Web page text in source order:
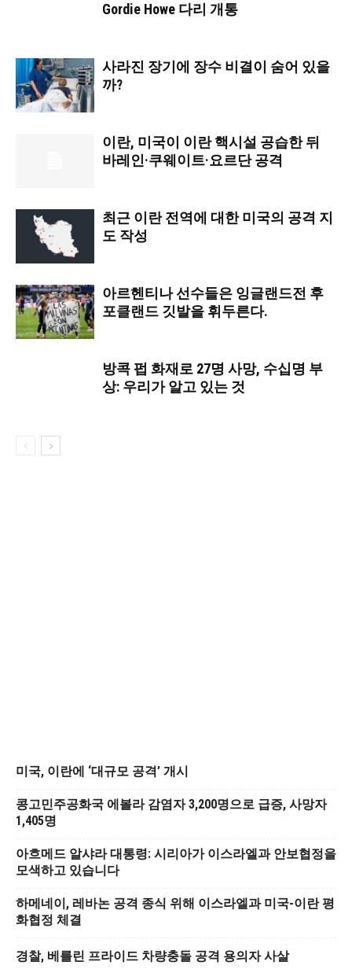
Gordie Howe 다리 개통
사라진 장기에 장수 비결이 숨어 있을
까?
이란, 미국이 이란 핵시설 공습한 뒤
바레인·쿠웨이트·요르단 공격
최근 이란 전역에 대한 미국의 공격 지
도 작성
아르헨티나 선수들은 잉글랜드전 후
포클랜드 깃발을 휘두른다.
방콕 펍 화재로 27명 사망, 수십명 부
상: 우리가 알고 있는 것
미국, 이란에 ‘대규모 공격’ 개시
콩고민주공화국 에볼라 감염자 3,200명으로 급증, 사망자
1,405명
아흐메드 알샤라 대통령: 시리아가 이스라엘과 안보협정을
모색하고 있습니다
하메네이, 레바논 공격 종식 위해 이스라엘과 미국-이란 평
화협정 체결
경찰, 베를린 프라이드 차량충돌 공격 용의자 사살